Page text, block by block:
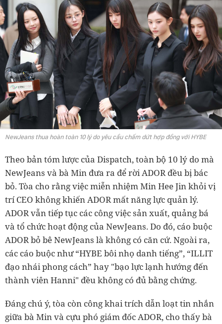
NewJeans thua hoàn toàn 10 lý do yêu cầu chấm dứt hợp đồng với HYBE
Theo bản tóm lược của Dispatch, toàn bộ 10 lý do mà
NewJeans và bà Min đưa ra để rời ADOR đều bị bác
bỏ. Tòa cho rằng việc miễn nhiệm Min Hee Jin khỏi vị
trí CEO không khiến ADOR mất năng lực quản lý.
ADOR vẫn tiếp tục các công việc sản xuất, quảng bá
và tổ chức hoạt động của NewJeans. Do đó, cáo buộc
ADOR bỏ bê NewJeans là không có căn cứ. Ngoài ra,
các cáo buộc như “HYBE bôi nhọ danh tiếng”, “ILLIT
đạo nhái phong cách” hay "bạo lực lạnh hướng đến
thành viên Hanni" đều không có đủ bằng chứng.
Đáng chú ý, tòa còn công khai trích dẫn loạt tin nhắn
giữa bà Min và cựu phó giám đốc ADOR, cho thấy bà